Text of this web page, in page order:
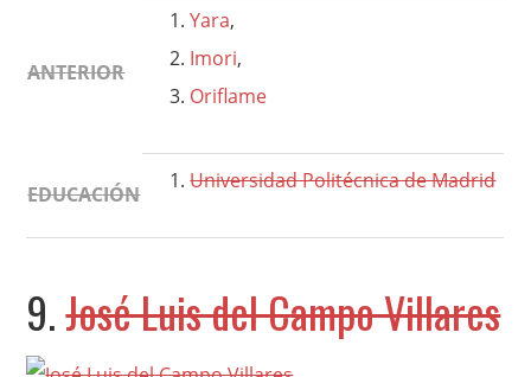
ANTERIOR
Yara,
Imori,
Oriflame
EDUCACIÓN
Universidad Politécnica de Madrid
9.José Luis del Campo Villares